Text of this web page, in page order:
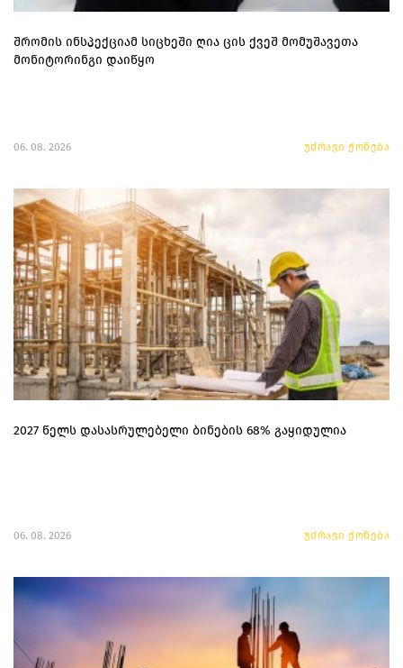
შრომის ინსპექციამ სიცხეში ღია ცის ქვეშ მომუშავეთა
მონიტორინგი დაიწყო
06. 08. 2026 უძრავი ქონება
2027 წელს დასასრულებელი ბინების 68% გაყიდულია
06. 08. 2026 უძრავი ქონება